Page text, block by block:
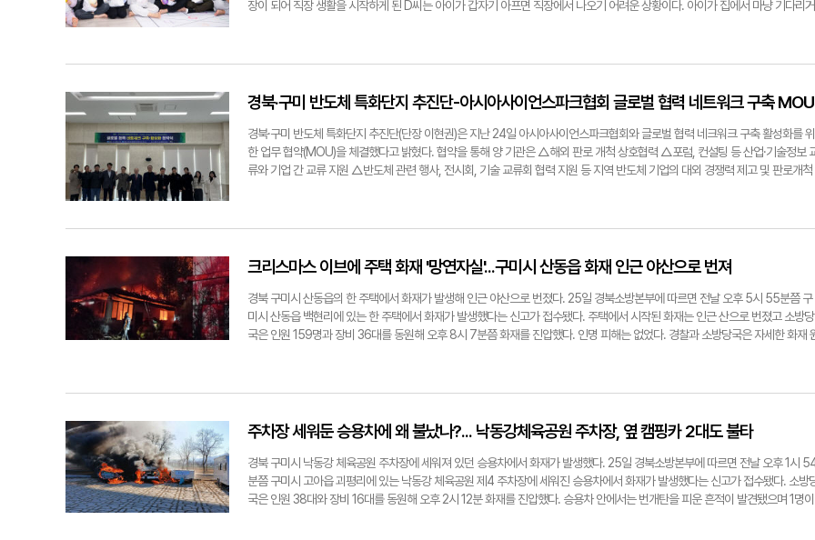
안전이 담보되어야 한다는 것"이라며 "표현의 자유를 주장하기에 앞서 공연의 안전에 대해 먼저 세심한 고려를 하는 것이 인기 연
장이 되어 직장 생활을 시작하게 된 D씨는 아이가 갑자기 아프면 직장에서 나오기 어려운 상황이다. 아이가 집에서 마냥 기다리거
구미 24시 마을 돌봄 터와 아픈 아이 돌봄센터가 있다. 시에 따르면 경북 도내 최다인 12개의 마을 돌봄 터를 운영 중인 구미시는
지난해 11월 전국 최초로 평일 24시까지 휴일에도 운영하는 '구미 24시 마을 돌봄 터'를 개소했다. 올해 11월에는 경북 최대 규모·
최초의 돌봄 문화 복합 시설인 '새마을 24시 마을 돌봄 터'를 추가로 열어 현재 6개의 24시간 돌봄 전담시설을 운영 중이다. 내년
구미 국가 2산단과 인동도서관 내 추가 설치를 계획 중이다. 맞벌이와 다자녀 가구 등 돌봄 공백이 발생하는 가정을 위한 아픈 아
돌봄센터도 확대 운영 중이다. 부모 대신 아픈 아이와 병원에 동행하거나 돌봐주는 이 서비스는 올해 전담 요원을 2명에서 4명으로
경북·구미 반도체 특화단지 추진단-아시아사이언스파크협회 글로벌 협력 네트워크 구축 MOU
경북·구미 반도체 특화단지 추진단(단장 이현권)은 지난 24일 아시아사이언스파크협회와 글로벌 협력 네크워크 구축 활성화를 위
한 업무 협약(MOU)을 체결했다고 밝혔다. 협약을 통해 양 기관은 △해외 판로 개척 상호협력 △포럼, 컨설팅 등 산업·기술정보
류와 기업 간 교류 지원 △반도체 관련 행사, 전시회, 기술 교류회 협력 지원 등 지역 반도체 기업의 대외 경쟁력 제고 및 판로개척
도체 특화단지 추진단과 아시아사이언스파크협회관계자들이 MOU 체결 후 단체사진 촬영을 하고 있다.
크리스마스 이브에 주택 화재 '망연자실'...구미시 산동읍 화재 인근 야산으로 번져
경북 구미시 산동읍의 한 주택에서 화재가 발생해 인근 야산으로 번졌다. 25일 경북소방본부에 따르면 전날 오후 5시 55분쯤 구
미시 산동읍 백현리에 있는 한 주택에서 화재가 발생했다는 신고가 접수됐다. 주택에서 시작된 화재는 인근 산으로 번졌고 소방당
국은 인원 159명과 장비 36대를 동원해 오후 8시 7분쯤 화재를 진압했다. 인명 피해는 없었다. 경찰과 소방당국은 자세한 화재
주차장 세워둔 승용차에 왜 불났나?... 낙동강체육공원 주차장, 옆 캠핑카 2대도 불타
경북 구미시 낙동강 체육공원 주차장에 세워져 있던 승용차에서 화재가 발생했다. 25일 경북소방본부에 따르면 전날 오후 1시
분쯤 구미시 고아읍 괴평리에 있는 낙동강 체육공원 제4 주차장에 세워진 승용차에서 화재가 발생했다는 신고가 접수됐다. 소방
국은 인원 38대와 장비 16대를 동원해 오후 2시 12분 화재를 진압했다. 승용차 안에서는 번개탄을 피운 흔적이 발견됐으며 1명이